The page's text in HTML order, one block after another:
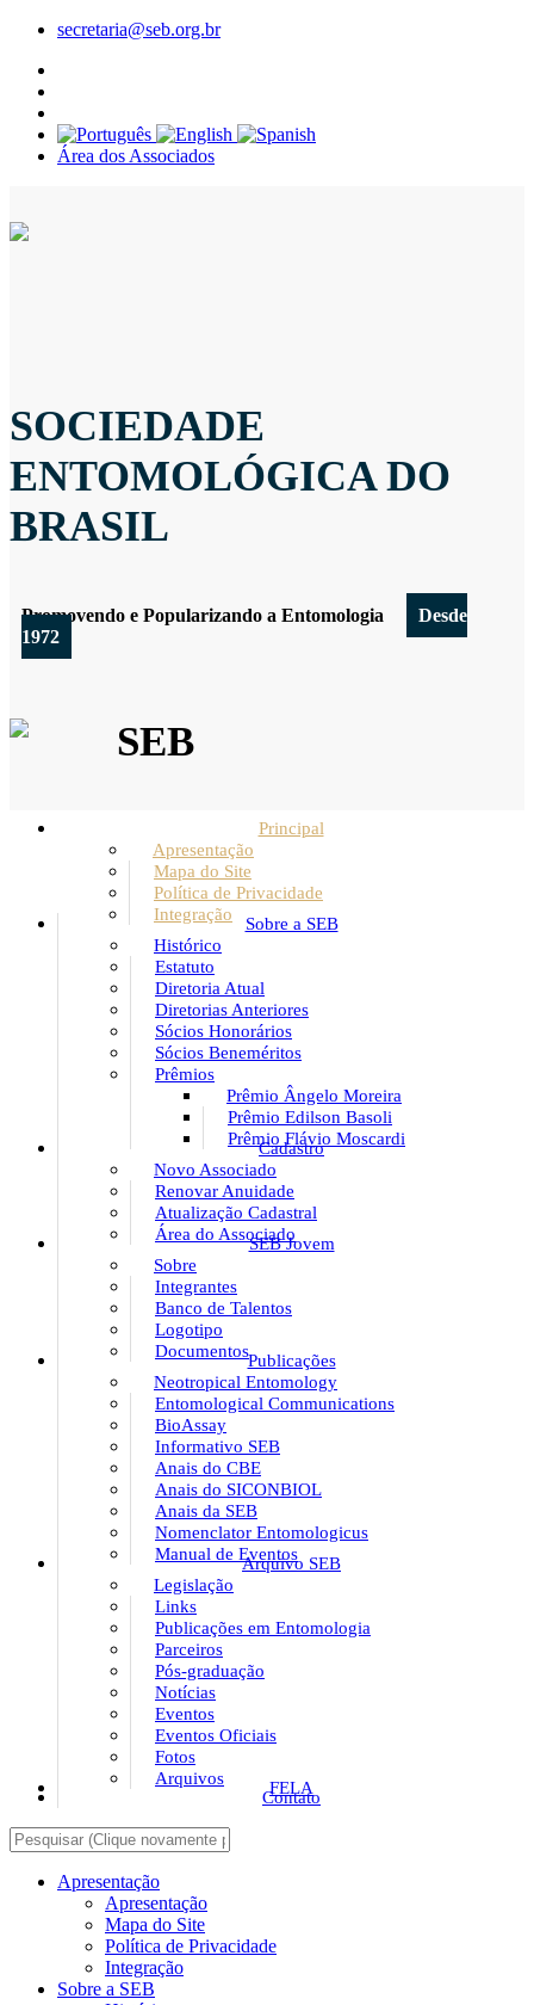
secretaria@seb.org.br
Área dos Associados
SOCIEDADE
ENTOMOLÓGICA DO
BRASIL
Promovendo e Popularizando a Entomologia
Desde
1972
SEB
Principal
Apresentação
Mapa do Site
Política de Privacidade
Integração
Sobre a SEB
Histórico
Estatuto
Diretoria Atual
Diretorias Anteriores
Sócios Honorários
Sócios Beneméritos
Prêmios
Prêmio Ângelo Moreira
Prêmio Edilson Basoli
Prêmio Flávio Moscardi
Cadastro
Novo Associado
Renovar Anuidade
Atualização Cadastral
Área do Associado
SEB Jovem
Sobre
Integrantes
Banco de Talentos
Logotipo
DocumentosPublicações
Neotropical Entomology
Entomological Communications
BioAssay
Informativo SEB
Anais do CBE
Anais do SICONBIOL
Anais da SEB
Nomenclator Entomologicus
Manual de Eventos
Arquivo SEB
Legislação
Links
Publicações em Entomologia
Parceiros
Pós-graduação
Notícias
Eventos
Eventos Oficiais
Fotos
Arquivos
FELA
Contato
Apresentação
Apresentação
Mapa do Site
Política de Privacidade
Integração
Sobre a SEB